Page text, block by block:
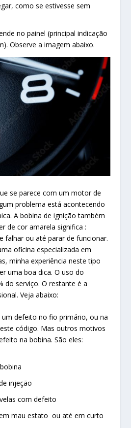
como se estivesse sem
no painel (principal indicação
Observe a imagem abaixo.
se parece com um motor de
problema está acontecendo
A bobina de ignição também
de cor amarela significa :
falhar ou até parar de funcionar.
oficina especializada em
minha experiência neste tipo
uma boa dica. O uso do
do serviço. O restante é a
Veja abaixo:
um defeito no fio primário, ou na
código. Mas outros motivos
na bobina. São eles:
injeção
com defeito
mau estato ou até em curto